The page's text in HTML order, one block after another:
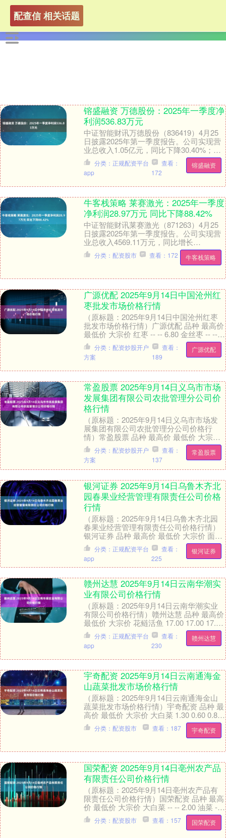
配查信 相关话题
镕盛融资 万德股份：2025年一季度净
利润536.83万元
中证智能财讯万德股份（836419）4月25
日披露2025年第一季度报告。公司实现营
业总收入1.05亿元，同比下降30.40%；归
母净利润536.83万元，同比....
镕盛融资
分类：正规配资平台
app
查看：
172
牛客栈策略 莱赛激光：2025年一季度
净利润28.97万元 同比下降88.42%
中证智能财讯莱赛激光（871263）4月25
日披露2025年第一季度报告。公司实现营
业总收入4569.11万元，同比增长
24.64%；归母净利润28.97万元，....
牛客栈策略
分类：配资股市 查看：172
广源优配 2025年9月14日中国沧州红
枣批发市场价格行情
（原标题：2025年9月14日中国沧州红枣
批发市场价格行情）广源优配 品种 最高价
最低价 大宗价 红枣 -- -- 6.80 金丝枣 -- --
10.90 ....
广源优配
分类：配资炒股开户
方案
查看：
189
常盈股票 2025年9月14日义乌市市场
发展集团有限公司农批管理分公司价
格行情
（原标题：2025年9月14日义乌市市场发
展集团有限公司农批管理分公司价格行
情）常盈股票 品种 最高价 最低价 大宗价
大白菜 3.00 1.00 2.20 菠....
常盈股票
分类：配资炒股开户
方案
查看：
137
银河证券 2025年9月14日乌鲁木齐北
园春果业经营管理有限责任公司价格
行情
（原标题：2025年9月14日乌鲁木齐北园
春果业经营管理有限责任公司价格行情）
银河证券 品种 最高价 最低价 大宗价 面粉
4.70 4.00 4.30 大米 ....
银河证券
分类：正规配资平台
app
查看：
225
赣州达慧 2025年9月14日云南华潮实
业有限公司价格行情
（原标题：2025年9月14日云南华潮实业
有限公司价格行情）赣州达慧 品种 最高价
最低价 大宗价 花鲢活鱼 17.00 17.00 17.00
白鲢活鱼 8.....
赣州达慧
分类：正规配资平台
app
查看：
230
宇奇配资 2025年9月14日云南通海金
山蔬菜批发市场价格行情
（原标题：2025年9月14日云南通海金山
蔬菜批发市场价格行情）宇奇配资 品种 最
高价 最低价 大宗价 大白菜 1.30 0.60 0.80
小白菜 5.00 ....
宇奇配资
分类：配资股市 查看：187
国荣配资 2025年9月14日亳州农产品
有限责任公司价格行情
（原标题：2025年9月14日亳州农产品有
限责任公司价格行情）国荣配资 品种 最高
价 最低价 大宗价 大白菜 -- -- 2.00 油菜 -- -
- 4.00 ....
国荣配资
分类：配资股市 查看：157